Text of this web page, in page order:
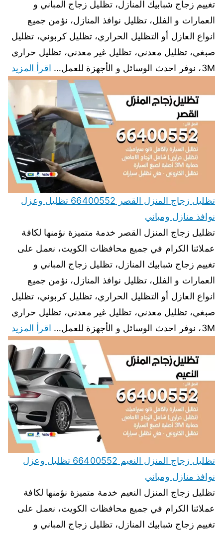
تغييم زجاج شبابيك المنازل، تظليل زجاج المباني و
العمارات و الفلل، تظليل نوافذ المنازل، نؤمن جميع
انواع العازل أو التظليل الحراري، تظليل كربوني، تظليل
صبغي، تظليل معدني، تظليل غير معدني، تظليل حراري
3M، نوفر احدث الوسائل و الأجهزة للعمل…
اقرأ المزيد
تظليل زجاج المنزل القصر 66400552 تظليل وعزل
نوافذ منازل ومباني
تظليل زجاج المنزل القصر خدمة متميزة نؤمنها لكافة
عملائنا الكرام في جميع محافظات الكويت، نعمل على
تغييم زجاج شبابيك المنازل، تظليل زجاج المباني و
العمارات و الفلل، تظليل نوافذ المنازل، نؤمن جميع
انواع العازل أو التظليل الحراري، تظليل كربوني، تظليل
صبغي، تظليل معدني، تظليل غير معدني، تظليل حراري
3M، نوفر احدث الوسائل و الأجهزة للعمل…
اقرأ المزيد
تظليل زجاج المنزل النعيم 66400552 تظليل وعزل
نوافذ منازل ومباني
تظليل زجاج المنزل النعيم خدمة متميزة نؤمنها لكافة
عملائنا الكرام في جميع محافظات الكويت، نعمل على
تغييم زجاج شبابيك المنازل، تظليل زجاج المباني و